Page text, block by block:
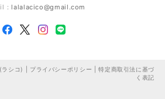
：lalalacico@gmail.com
ラシコ) | プライバシーポリシー |特定商取引法に基づ
く表記